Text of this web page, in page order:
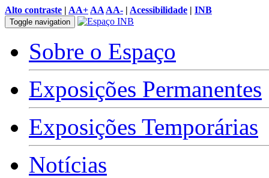
Alto contraste | AA+ AA AA- | Acessibilidade | INB
Toggle navigation
Sobre o Espaço
Exposições Permanentes
Exposições Temporárias
Notícias